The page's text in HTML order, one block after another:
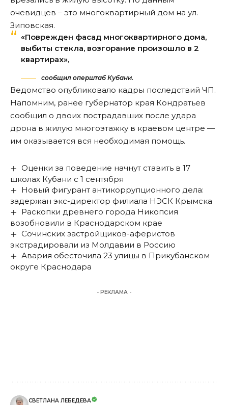
очевидцев – это многоквартирный дом на ул.
Зиповская.
«Поврежден фасад многоквартирного дома,
выбиты стекла, возгорание произошло в 2
квартирах»,
сообщил оперштаб Кубани.
Ведомство опубликовало кадры последствий ЧП.
Напомним, ранее губернатор края Кондратьев
сообщил о двоих пострадавших после удара
дрона в жилую многоэтажку в краевом центре —
им оказывается вся необходимая помощь.
Оценки за поведение начнут ставить в 17
школах Кубани с 1 сентября
Новый фигурант антикоррупционного дела:
задержан экс-директор филиала НЭСК Крымска
Раскопки древнего города Никопсия
возобновили в Краснодарском крае
Сочинских застройщиков-аферистов
экстрадировали из Молдавии в Россию
Авария обесточила 23 улицы в Прикубанском
округе Краснодара
- РЕКЛАМА -
СВЕТЛАНА ЛЕБЕДЕВА